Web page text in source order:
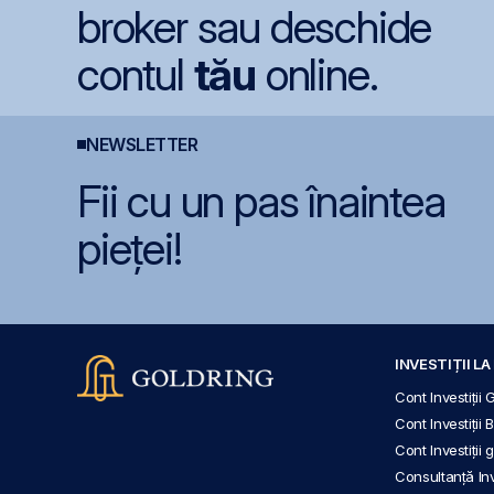
broker sau deschide
contul tău online.
NEWSLETTER
Fii cu un pas înaintea
pieței!
INVESTIȚII LA
Cont Investiții
Cont Investiții
Cont Investiții
Consultanță